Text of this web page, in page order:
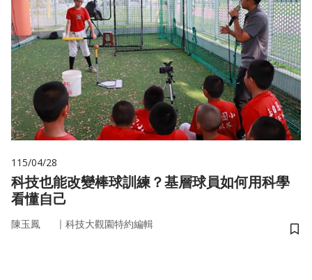
115/04/28
科技也能改變棒球訓練？基層球員如何用科學
看懂自己
陳玉鳳 ｜ 科技大觀園特約編輯
儲